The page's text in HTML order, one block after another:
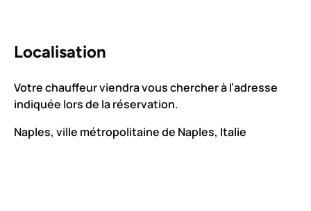
Localisation
Votre chauffeur viendra vous chercher à l’adresse
indiquée lors de la réservation.
Naples, ville métropolitaine de Naples, Italie